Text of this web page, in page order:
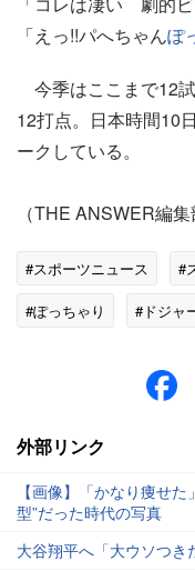
「えっ!!パへちゃんぽ
今季はここまで12
12打点。日本時間10
ークしている。
（THE ANSWER編集
#スポーツニュース #
#ぽっちゃり
#ドジャ
外部リンク
【画像】「かなり痩せ
型”だった時代の写真
大谷翔平へ「大ウソつ